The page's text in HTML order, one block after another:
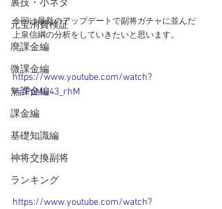
裏技・小ネタ
元宝消費検証
廃課金編
微課金編
無課金編
課金編
基礎知識編
神将交換副将
ランキング
今回は最新のアップデートで副将ガチャに並んだ
上泉信綱の分析をしていきたいと思います。
https://www.youtube.com/watch?
v=fPpMU43_rhM
https://www.youtube.com/watch?